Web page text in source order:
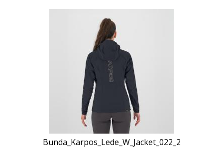
Bunda_Karpos_Lede_W_Jacket_022_2